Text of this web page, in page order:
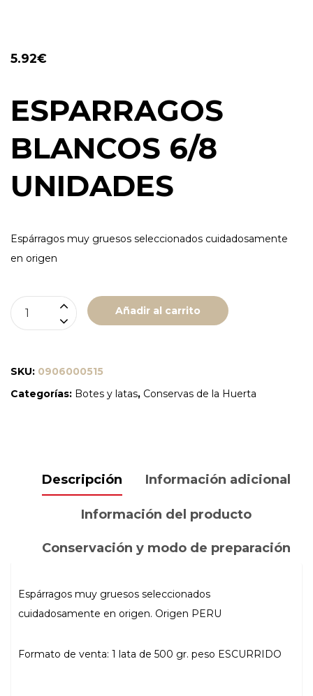
5.92€
ESPARRAGOS
BLANCOS 6/8
UNIDADES
Espárragos muy gruesos seleccionados cuidadosamente
en origen
ESPARRAGOS
BLANCOS
cantidad
Añadir al carrito
SKU: 0906000515
Categorías: Botes y latas, Conservas de la Huerta
Descripción Información adicional
Información del producto
Conservación y modo de preparación
Espárragos muy gruesos seleccionados
cuidadosamente en origen. Origen PERU
Formato de venta: 1 lata de 500 gr. peso ESCURRIDO